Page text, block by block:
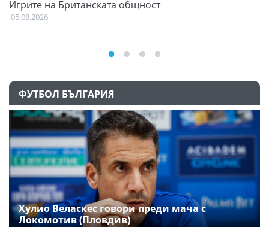
Игрите на Британската общност
05.08.2026
ФУТБОЛ БЪЛГАРИЯ
Хулио Веласкес говори преди мача с
Локомотив (Пловдив)